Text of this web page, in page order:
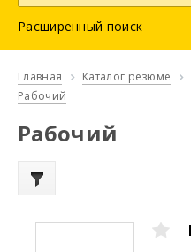
Расширенный поиск
Главная Каталог резюме
Рабочий
Рабочий